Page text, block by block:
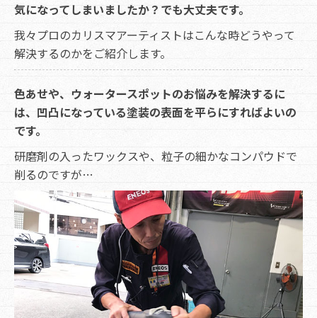
気になってしまいましたか？でも大丈夫です。
我々プロのカリスマアーティストはこんな時どうやって
解決するのかをご紹介します。
色あせや、ウォータースポットのお悩みを解決するに
は、凹凸になっている塗装の表面を平らにすればよいの
です。
研磨剤の入ったワックスや、粒子の細かなコンパウドで
削るのですが…